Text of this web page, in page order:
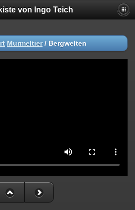
von Ingo Teich
Murmeltier/ Bergwelten